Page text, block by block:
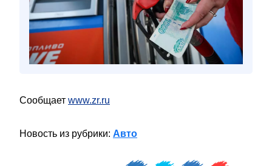
Сообщает www.zr.ru
Новость из рубрики: Авто